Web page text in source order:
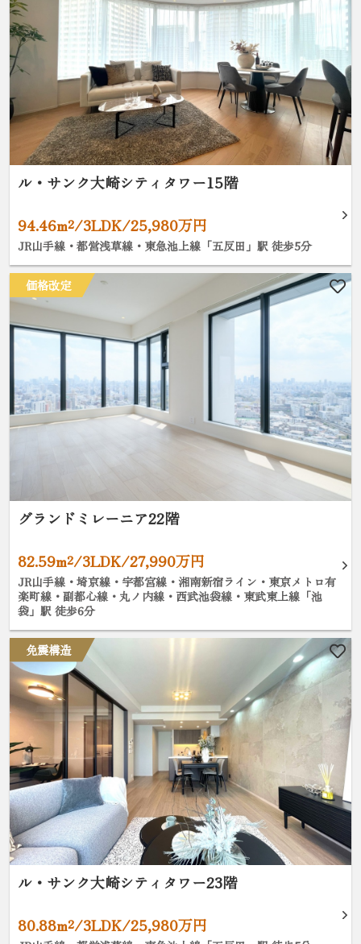
ル・サンク大崎シティタワー15階
94.46m²/3LDK/25,980万円
JR山手線・都営浅草線・東急池上線「五反田」駅 徒歩5分
価格改定
グランドミレーニア22階
82.59m²/3LDK/27,990万円
JR山手線・埼京線・宇都宮線・湘南新宿ライン・東京メトロ有
楽町線・副都心線・丸ノ内線・西武池袋線・東武東上線「池
袋」駅 徒歩6分
免震構造
ル・サンク大崎シティタワー23階
80.88m²/3LDK/25,980万円